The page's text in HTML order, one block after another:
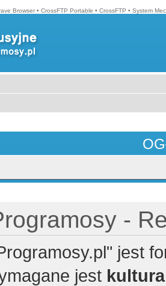
Browser • CrossFTP Portable • CrossFTP • System
-
jest
jest